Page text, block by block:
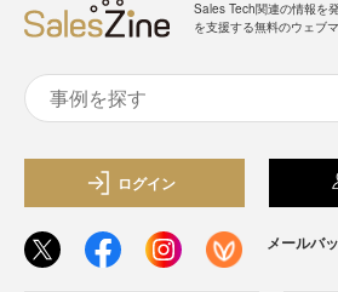
Sales Tech関連の情報を
を支援する無料のウェブマ
ログイン
メールバ